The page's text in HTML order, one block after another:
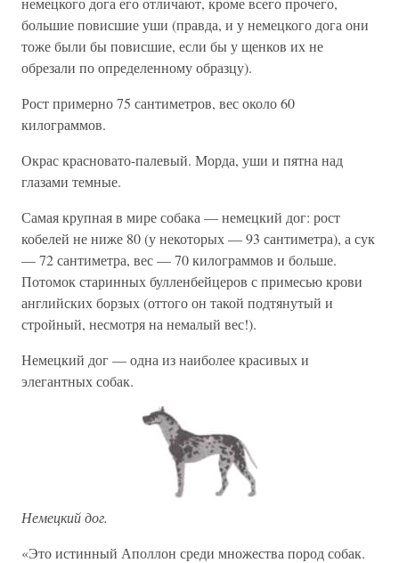
большие повисшие уши (правда, и у немецкого дога они
тоже были бы повисшие, если бы у щенков их не
обрезали по определенному образцу).
Рост примерно 75 сантиметров, вес около 60
килограммов.
Окрас красновато-палевый. Морда, уши и пятна над
глазами темные.
Самая крупная в мире собака — немецкий дог: рост
кобелей не ниже 80 (у некоторых — 93 сантиметра), а сук
— 72 сантиметра, вес — 70 килограммов и больше.
Потомок старинных булленбейцеров с примесью крови
английских борзых (оттого он такой подтянутый и
стройный, несмотря на немалый вес!).
Немецкий дог — одна из наиболее красивых и
элегантных собак.
Немецкий дог.
«Это истинный Аполлон среди множества пород собак.